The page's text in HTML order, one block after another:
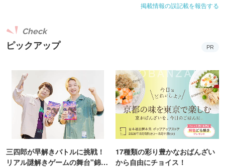
掲載情報の誤記載を報告する
ピックアップ
Check
PR
三四郎が早解きバトルに挑戦！
リアル謎解きゲームの舞台"錦糸
17種類の彩り豊かなおばんざい
から自由にチョイス！